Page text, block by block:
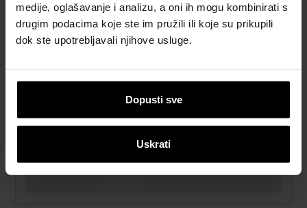
medije, oglašavanje i analizu, a oni ih mogu kombinirati s
drugim podacima koje ste im pružili ili koje su prikupili
dok ste upotrebljavali njihove usluge.
Dopusti sve
Uskrati